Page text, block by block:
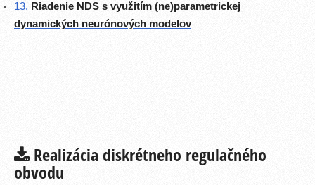
13. Riadenie NDS s využitím (ne)parametrickej
dynamických neurónových modelov
Realizácia diskrétneho regulačného
obvodu